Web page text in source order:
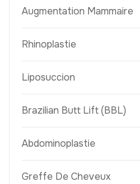
Augmentation Mammaire
Rhinoplastie
Liposuccion
Brazilian Butt Lift (BBL)
Abdominoplastie
Greffe De Cheveux